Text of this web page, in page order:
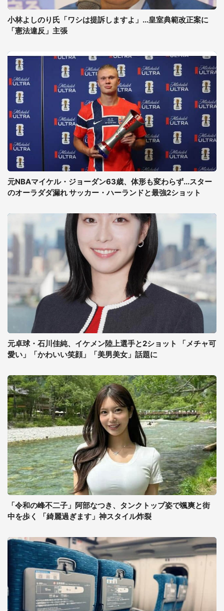
小林よしのり氏「ワシは提訴しますよ」...皇室典範改正案に
「憲法違反」主張
元NBAマイケル・ジョーダン63歳、体形も変わらず...スター
のオーラダダ漏れ サッカー・ハーランドと最強2ショット
元卓球・石川佳純、イケメン陸上選手と2ショット 「メチャ可
愛い」「かわいい笑顔」「美男美女」話題に
「令和の峰不二子」阿部なつき、タンクトップ姿で颯爽と街
中を歩く 「綺麗過ぎます」神スタイル炸裂